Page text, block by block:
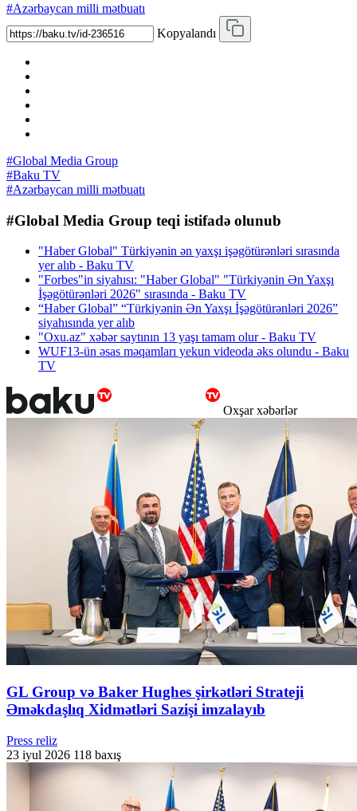
#Azərbaycan milli mətbuatı
Kopyalandı
#Global Media Group
#Baku TV
#Azərbaycan milli mətbuatı
#Global Media Group teqi istifadə olunub
"Haber Global" Türkiyənin ən yaxşı işəgötürənləri sırasında
yer alıb - Baku TV
"Forbes"in siyahısı: "Haber Global" "Türkiyənin Ən Yaxşı
İşəgötürənləri 2026" sırasında - Baku TV
“Haber Global” “Türkiyənin Ən Yaxşı İşəgötürənləri 2026”
siyahısında yer alıb
"Oxu.az" xəbər saytının 13 yaşı tamam olur - Baku TV
WUF13-ün əsas məqamları yekun videoda əks olundu - Baku
TV
Oxşar xəbərlər
GL Group və Baker Hughes şirkətləri Strateji
Əməkdaşlıq Xidmətləri Sazişi imzalayıb
Press reliz
23 iyul 2026 118 baxış